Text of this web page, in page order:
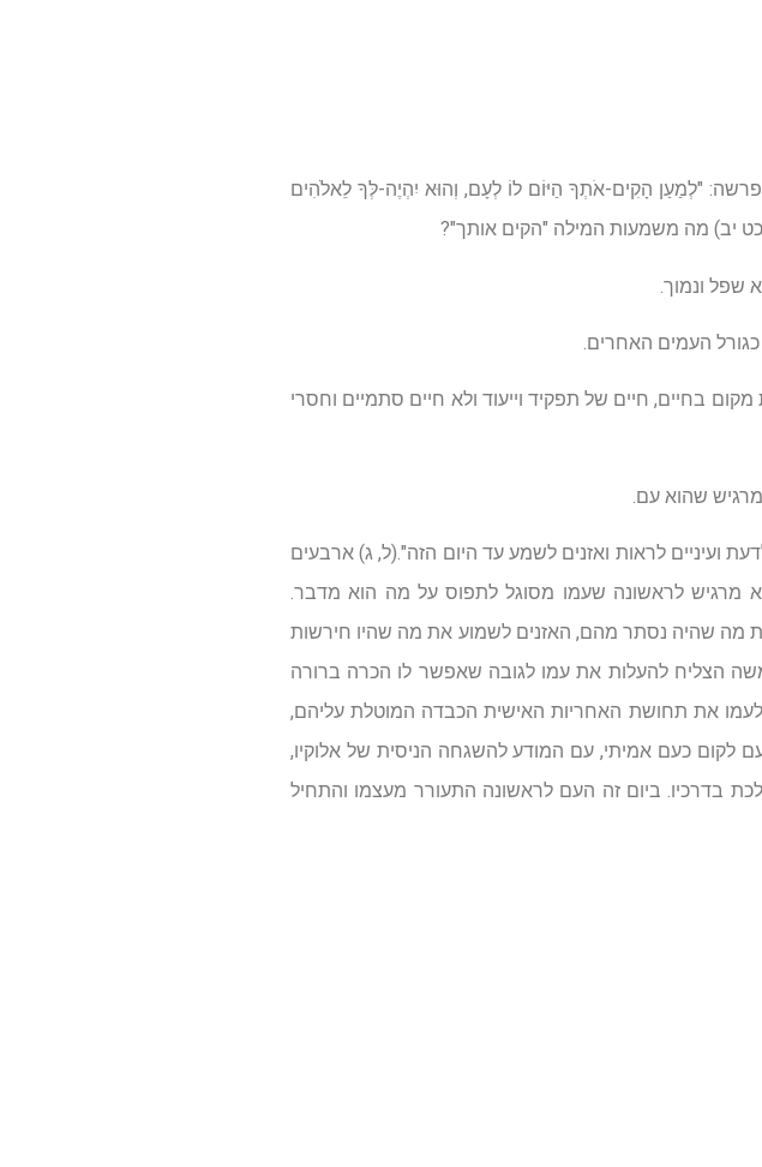
"לְמַעַן הָקִים-אֹתְךָ הַיּוֹם לוֹ לְעָם, וְהוּא יִהְיֶה-לְּךָ לֵאלֹהִים
יב) מה משמעות המילה "הקים אותך"?
שפל ונמוך.
כגורל העמים האחרים.
בחיים, חיים של תפקיד וייעוד ולא חיים סתמיים וחסרי
שהוא עם.
ועיניים לראות ואזנים לשמע עד היום הזה".(ל, ג) ארבעים
מרגיש לראשונה שעמו מסוגל לתפוס על מה הוא מדבר.
מה שהיה נסתר מהם, האזנים לשמוע את מה שהיו חירשות
הצליח להעלות את עמו לגובה שאפשר לו הכרה ברורה
לעמו את תחושת האחריות האישית הכבדה המוטלת עליהם,
כעם אמיתי, עם המודע להשגחה הניסית של אלוקיו,
בדרכיו. ביום זה העם לראשונה התעורר מעצמו והתחיל